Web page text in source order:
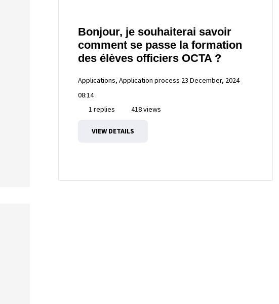
Bonjour, je souhaiterai savoir
comment se passe la formation
des élèves officiers OCTA ?
Applications, Application process 23 December, 2024
08:14
1 replies
418 views
VIEW DETAILS